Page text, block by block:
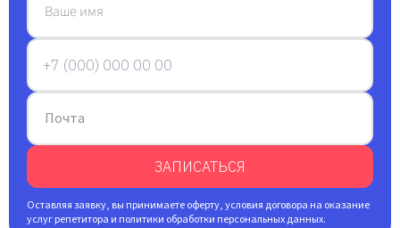
Ваше имя
Почта
ЗАПИСАТЬСЯ
Оставляя заявку, вы принимаете оферту, условия договора на оказание
услуг репетитора и политики обработки персональных данных.